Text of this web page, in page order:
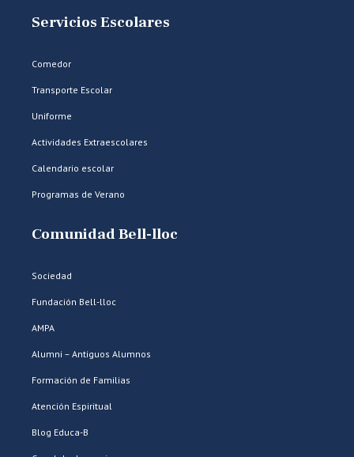
Servicios Escolares
Comedor
Transporte Escolar
Uniforme
Actividades Extraescolares
Calendario escolar
Programas de Verano
Comunidad Bell-lloc
Sociedad
Fundación Bell-lloc
AMPA
Alumni – Antiguos Alumnos
Formación de Familias
Atención Espiritual
Blog Educa-B